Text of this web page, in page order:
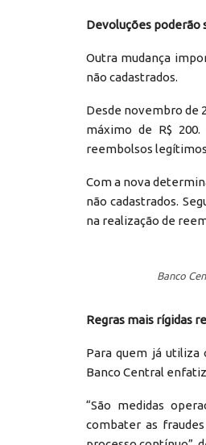
Devoluções poderão
Outra mudança
não cadastrados.
Desde novembro de
máximo de R$
reembolsos
Com a nova
não cadastrados.
na realização de
Banco
Regras mais rígidas
Para quem já utiliza
Banco Central
“São medidas
combater as